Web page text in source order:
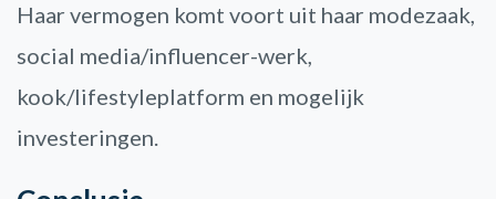
Haar vermogen komt voort uit haar modezaak,
social media/influencer-werk,
kook/lifestyleplatform en mogelijk
investeringen.